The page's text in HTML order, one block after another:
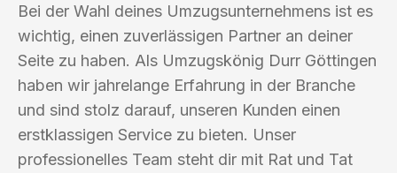
Bei der Wahl deines Umzugsunternehmens ist es
wichtig, einen zuverlässigen Partner an deiner
Seite zu haben. Als Umzugskönig Durr Göttingen
haben wir jahrelange Erfahrung in der Branche
und sind stolz darauf, unseren Kunden einen
erstklassigen Service zu bieten. Unser
professionelles Team steht dir mit Rat und Tat